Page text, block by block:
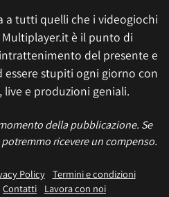
a tutti quelli che i videogiochi
è il punto di
del presente e
stupiti ogni giorno con
live e produzioni geniali.
della pubblicazione. Se
ricevere un compenso.
Policy
Termini e condizioni
Contatti Lavora con noi